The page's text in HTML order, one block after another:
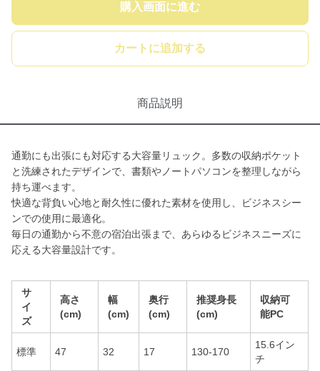
購入画面に進む
カートに追加する
商品説明
通勤にも出張にも対応する大容量リュック。多数の収納ポケット
と洗練されたデザインで、書類やノートパソコンを整理しながら
持ち運べます。
快適な背負い心地と耐久性に優れた素材を使用し、ビジネスシー
ンでの使用に最適化。
毎日の通勤から不意の宿泊出張まで、あらゆるビジネスニーズに
応える大容量設計です。
サ
イ
ズ
高さ
(cm)
幅
(cm)
奥行
(cm)
推奨身長
(cm)
収納可
能PC
標準 47 32 17 130-170
15.6イン
チ